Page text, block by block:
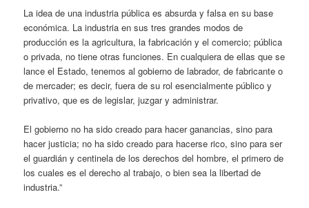
La idea de una industria pública es absurda y falsa en su base
económica. La industria en sus tres grandes modos de
producción es la agricultura, la fabricación y el comercio; pública
o privada, no tiene otras funciones. En cualquiera de ellas que se
lance el Estado, tenemos al gobierno de labrador, de fabricante o
de mercader; es decir, fuera de su rol esencialmente público y
privativo, que es de legislar, juzgar y administrar.
El gobierno no ha sido creado para hacer ganancias, sino para
hacer justicia; no ha sido creado para hacerse rico, sino para ser
el guardián y centinela de los derechos del hombre, el primero de
los cuales es el derecho al trabajo, o bien sea la libertad de
industria.”